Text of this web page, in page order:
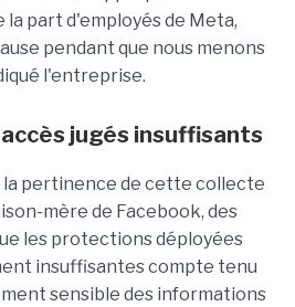
la part d'employés de Meta,
pendant que nous menons
l'entreprise.
jugés insuffisants
la pertinence de cette collecte
mère de Facebook, des
les protections déployées
insuffisantes compte tenu
sensible des informations